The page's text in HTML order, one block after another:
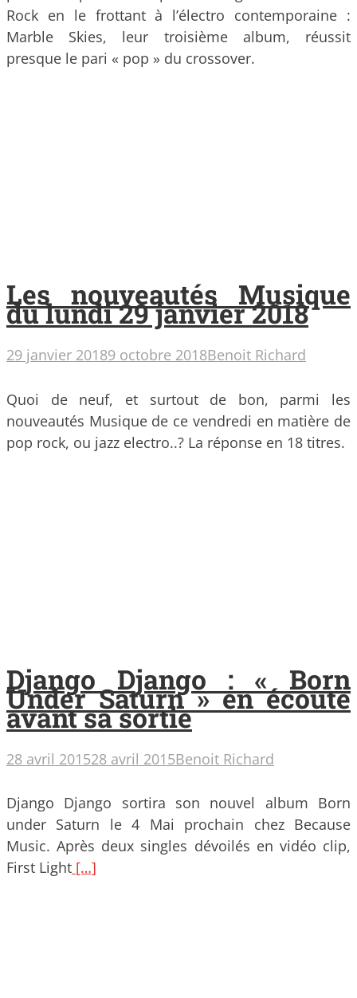
Rock en le frottant à l’électro contemporaine :
Marble Skies, leur troisième album, réussit
presque le pari « pop » du crossover.
Les nouveautés Musique
du lundi 29 janvier 2018
29 janvier 20189 octobre 2018Benoit Richard
Quoi de neuf, et surtout de bon, parmi les
nouveautés Musique de ce vendredi en matière de
pop rock, ou jazz electro..? La réponse en 18 titres.
Django Django : « Born
Under Saturn » en écoute
avant sa sortie
28 avril 201528 avril 2015Benoit Richard
Django Django sortira son nouvel album Born
under Saturn le 4 Mai prochain chez Because
Music. Après deux singles dévoilés en vidéo clip,
First Light […]